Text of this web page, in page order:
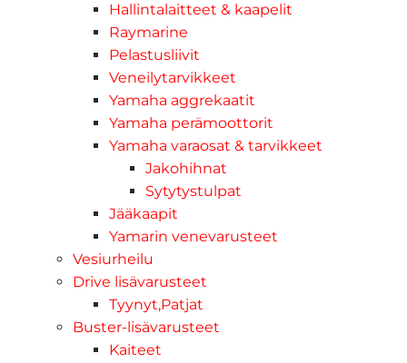
Hallintalaitteet & kaapelit
Raymarine
Pelastusliivit
Veneilytarvikkeet
Yamaha aggrekaatit
Yamaha perämoottorit
Yamaha varaosat & tarvikkeet
Jakohihnat
Sytytystulpat
Jääkaapit
Yamarin venevarusteet
Vesiurheilu
Drive lisävarusteet
Tyynyt,Patjat
Buster-lisävarusteet
Kaiteet